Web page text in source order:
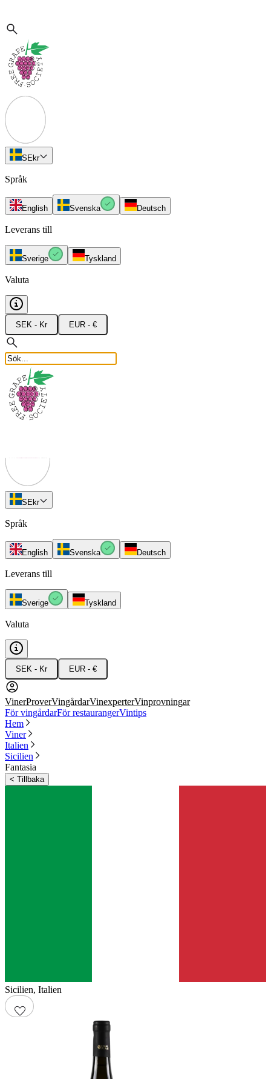
SEkr
Språk
English Svenska Deutsch
Leverans till
Sverige Tyskland
Valuta
SEK - Kr EUR - €
SEkr
Språk
English Svenska Deutsch
Leverans till
Sverige Tyskland
Valuta
SEK - Kr EUR - €
VinerProverVingårdarVinexperterVinprovningar
För vingårdarFör restaurangerVintips
Hem
Viner
Italien
Sicilien
Fantasia
< Tillbaka
Sicilien, Italien